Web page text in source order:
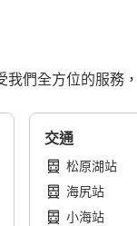
們全方位的服務
交通
松原湖站
海尻站
小海站